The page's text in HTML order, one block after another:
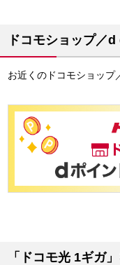
ドコモショップ／
お近くのドコモショップ
「ドコモ光 1ギガ